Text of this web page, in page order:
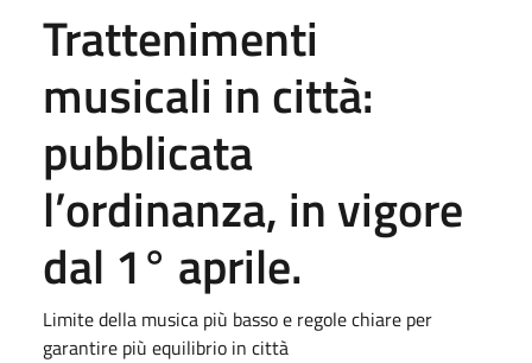
Trattenimenti
musicali in città:
pubblicata
l’ordinanza, in vigore
dal 1° aprile.
Limite della musica più basso e regole chiare per
garantire più equilibrio in città